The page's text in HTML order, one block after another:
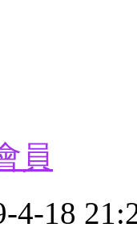
員
4-18